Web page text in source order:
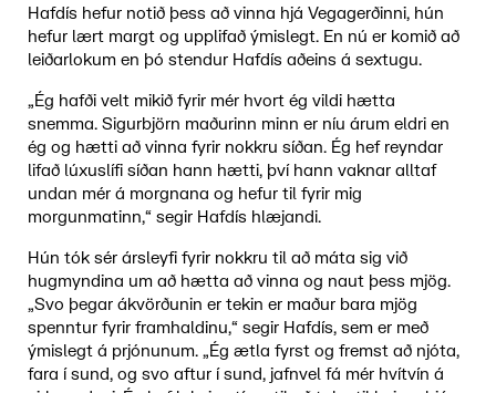
Hafdís hefur notið þess að vinna hjá Vegagerðinni, hún
hefur lært margt og upplifað ýmislegt. En nú er komið að
leiðarlokum en þó stendur Hafdís aðeins á sextugu.
„Ég hafði velt mikið fyrir mér hvort ég vildi hætta
snemma. Sigurbjörn maðurinn minn er níu árum eldri en
ég og hætti að vinna fyrir nokkru síðan. Ég hef reyndar
lifað lúxuslífi síðan hann hætti, því hann vaknar alltaf
undan mér á morgnana og hefur til fyrir mig
morgunmatinn,“ segir Hafdís hlæjandi.
Hún tók sér ársleyfi fyrir nokkru til að máta sig við
hugmyndina um að hætta að vinna og naut þess mjög.
„Svo þegar ákvörðunin er tekin er maður bara mjög
spenntur fyrir framhaldinu,“ segir Hafdís, sem er með
ýmislegt á prjónunum. „Ég ætla fyrst og fremst að njóta,
fara í sund, og svo aftur í sund, jafnvel fá mér hvítvín á